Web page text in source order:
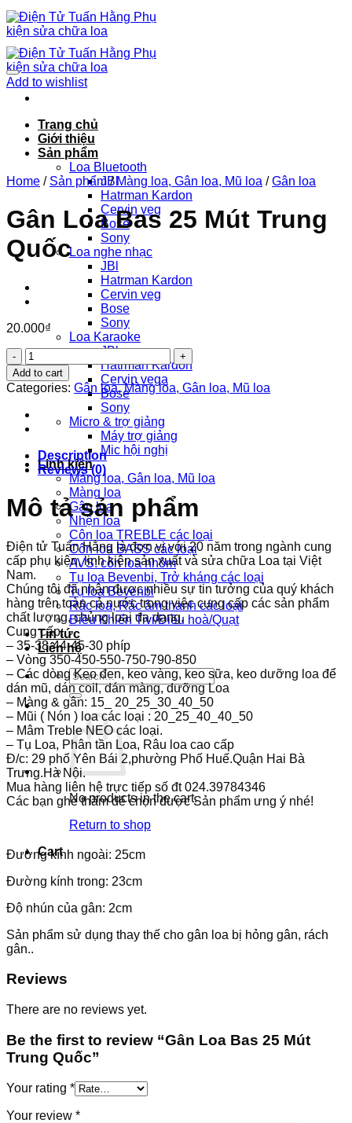
Chuyển
đến
nội
dung
Trang chủ
Giới thiệu
Sản phẩm
Loa Bluetooth
JBl
Hatrman Kardon
Cervin veg
Bose
Sony
Loa nghe nhạc
JBl
Hatrman Kardon
Cervin veg
Bose
Sony
Loa Karaoke
JBl
Hatrman Kardon
Cervin vega
Bose
Sony
Micro & trợ giảng
Máy trợ giảng
Mic hội nghị
Linh kiện
Màng loa, Gân loa, Mũ loa
Màng loa
Gân loa
Nhện loa
Côn loa TREBLE các loại
Côn loa BASS các loại
AVS: côn loa nhôm
Tụ loa Bevenbi, Trở kháng các loại
Tụ loa Bevenbi
Rắc loa, Rắc âm thanh các loại
Điều Khiển Tivi/Điều hoà/Quạt
Tin tức
Liên hệ
Search
for:
No products in the cart.
Return to shop
Cart
Add to wishlist
Home / Sản phẩm / Màng loa, Gân loa, Mũ loa / Gân loa
Gân Loa Bas 25 Mút Trung
Quốc
20.000₫
Gân
Loa
Bas
25
Mút
Trung
quantity
Add to cart
Categories: Gân loa,Màng loa, Gân loa, Mũ loa
Description
Reviews (0)
Mô tả sản phẩm
Điện tử Tuấn Hằng là đơn vị với 20 năm trong ngành cung
cấp phụ kiện, linh kiện sản xuất và sửa chữa Loa tại Việt
Nam.
Chúng tôi đã nhận được nhiều sự tin tưởng của quý khách
hàng trên toàn cả nước trong việc cung cấp các sản phẩm
chất lượng, chủng loại đa dạng.
Cung cấp:
– 35-38-44-45-30 phíp
– Vòng 350-450-550-750-790-850
– Các dòng Keo đen, keo vàng, keo sữa, keo dưỡng loa để
dán mũ, dán coil, dán màng, dưỡng Loa
– Màng & gân: 15_ 20_25_30_40_50
– Mũi ( Nón ) loa các loại : 20_25_40_40_50
– Mâm Treble NEO các loại.
– Tụ Loa, Phân tần Loa, Râu loa cao cấp
Đ/c: 29 phố Yên Bái 2,phường Phố Huế.Quận Hai Bà
Trưng.Hà Nội.
Mua hàng liên hệ trực tiếp số đt 024.39784346
Các bạn ghé thăm để chọn được Sản phẩm ưng ý nhé!
Đường kính ngoài: 25cm
Đường kính trong: 23cm
Độ nhún của gân: 2cm
Sản phẩm sử dụng thay thế cho gân loa bị hỏng gân, rách
gân..
Reviews
There are no reviews yet.
Be the first to review “Gân Loa Bas 25 Mút
Trung Quốc”
Your rating *
Your review *